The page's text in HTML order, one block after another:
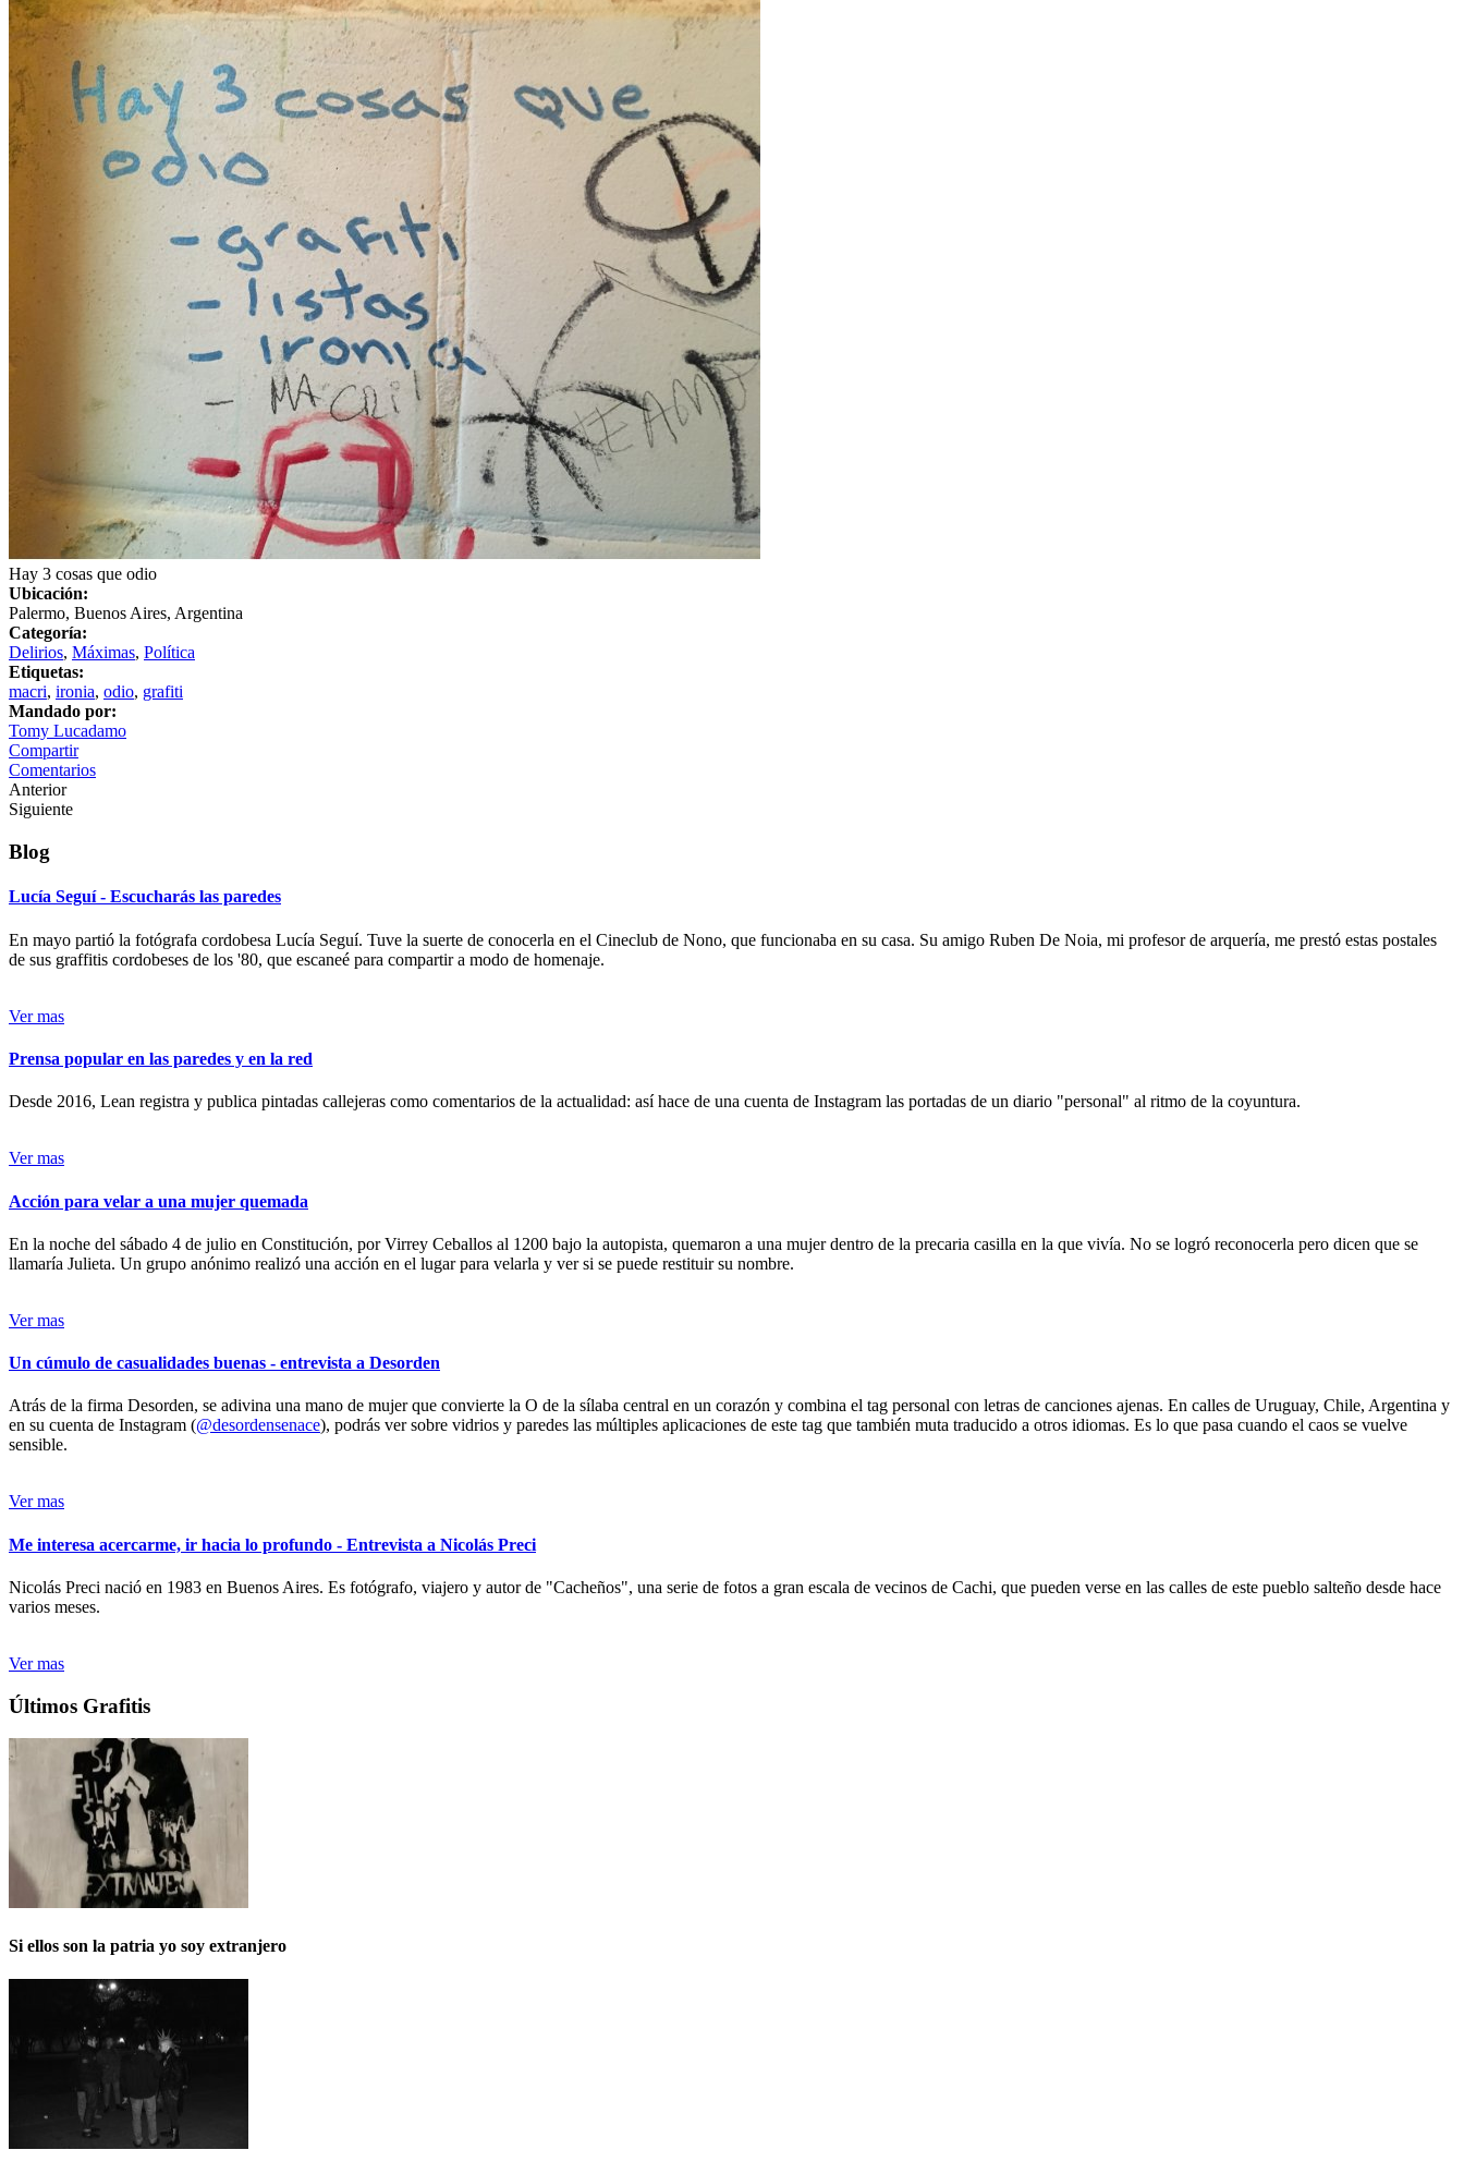
Hay 3 cosas que odio
Ubicación:
Palermo, Buenos Aires, Argentina
Categoría:
Delirios, Máximas, Política
Etiquetas:
macri, ironia, odio, grafiti
Mandado por:
Tomy Lucadamo
Compartir
Comentarios
Anterior
Siguiente
Blog
Lucía Seguí - Escucharás las paredes
En mayo partió la fotógrafa cordobesa Lucía Seguí. Tuve la suerte de conocerla en el Cineclub de Nono, que funcionaba en su casa. Su amigo Ruben De Noia, mi profesor de arquería, me prestó estas postales
de sus graffitis cordobeses de los '80, que escaneé para compartir a modo de homenaje.
Ver mas
Prensa popular en las paredes y en la red
Desde 2016, Lean registra y publica pintadas callejeras como comentarios de la actualidad: así hace de una cuenta de Instagram las portadas de un diario "personal" al ritmo de la coyuntura.
Ver mas
Acción para velar a una mujer quemada
En la noche del sábado 4 de julio en Constitución, por Virrey Ceballos al 1200 bajo la autopista, quemaron a una mujer dentro de la precaria casilla en la que vivía. No se logró reconocerla pero dicen que se
llamaría Julieta. Un grupo anónimo realizó una acción en el lugar para velarla y ver si se puede restituir su nombre.
Ver mas
Un cúmulo de casualidades buenas - entrevista a Desorden
Atrás de la firma Desorden, se adivina una mano de mujer que convierte la O de la sílaba central en un corazón y combina el tag personal con letras de canciones ajenas. En calles de Uruguay, Chile, Argentina y
en su cuenta de Instagram (@desordensenace), podrás ver sobre vidrios y paredes las múltiples aplicaciones de este tag que también muta traducido a otros idiomas. Es lo que pasa cuando el caos se vuelve
sensible.
Ver mas
Me interesa acercarme, ir hacia lo profundo - Entrevista a Nicolás Preci
Nicolás Preci nació en 1983 en Buenos Aires. Es fotógrafo, viajero y autor de "Cacheños", una serie de fotos a gran escala de vecinos de Cachi, que pueden verse en las calles de este pueblo salteño desde hace
varios meses.
Ver mas
Últimos Grafitis
Si ellos son la patria yo soy extranjero